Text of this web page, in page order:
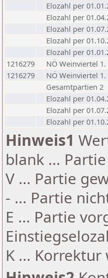
Elozahl per
Elozahl per
Elozahl per
Elozahl per
Elozahl per
1216279
NÖ Weinviertel 1.
1216279
NÖ Weinviertel 1.
Gesamtpartien 2
Elozahl per
Elozahl per
Elozahl per
Hinweis1
blank ...
V ... Partie
- ... Partie
E ... Partie
K ...